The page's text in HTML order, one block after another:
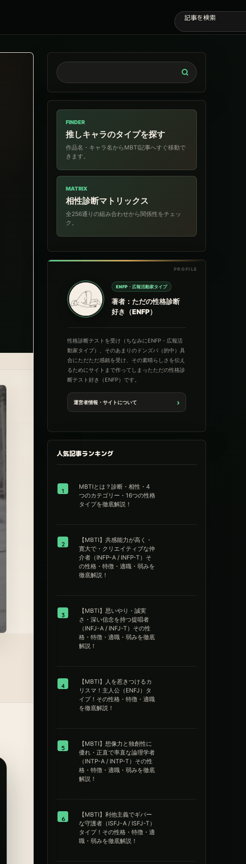
FINDER
推しキャラのタイプを探す
作品名・キャラ名からMBTI記事へすぐ移動で
きます。
MATRIX
相性診断マトリックス
全256通りの組み合わせから関係性をチェッ
ク。
ENFP・広報活動家タイプ
著者：ただの性格診断
好き（ENFP）
性格診断テストを受け（ちなみにENFP・広報活
動家タイプ）、そのあまりのドンズバ（的中）具
合にただただ感銘を受け、その素晴らしさを伝え
るためにサイトまで作ってしまったただの性格診
断テスト好き（ENFP）です。
運営者情報・サイトについて ›
人気記事ランキング
1
MBTIとは？診断・相性・4
つのカテゴリー・16つの性格
タイプを徹底解説！
2
【MBTI】共感能力が高く・
寛大で・クリエイティブな仲
介者（INFP-A / INFP-T）そ
の性格・特徴・適職・弱みを
徹底解説！
3
【MBTI】思いやり・誠実
さ・深い信念を持つ提唱者
（INFJ-A / INFJ-T）その性
格・特徴・適職・弱みを徹底
解説！
4
【MBTI】人を惹きつけるカ
リスマ！主人公（ENFJ）タ
イプ！その性格・特徴・適職
を徹底解説！
5
【MBTI】想像力と独創性に
優れ・正直で率直な論理学者
（INTP-A / INTP-T）その性
格・特徴・適職・弱みを徹底
解説！
6
【MBTI】利他主義でギバー
な守護者（ISFJ-A / ISFJ-T）
タイプ！その性格・特徴・適
職・弱みを徹底解説！